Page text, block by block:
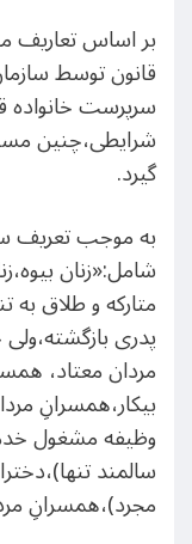
بر اساس تعاریف
قانون توسط
سرپرست خانواده
شرایطی،چنین
گیرد.
به موجب تعریف
شامل:«زنان
متارکه و طلاق به
پدری
مردان معتاد،
بیکار،همسرانِ
وظیفه مشغول
سالمند
مجرد)،همسرانِ